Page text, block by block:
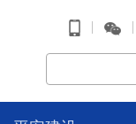
| |